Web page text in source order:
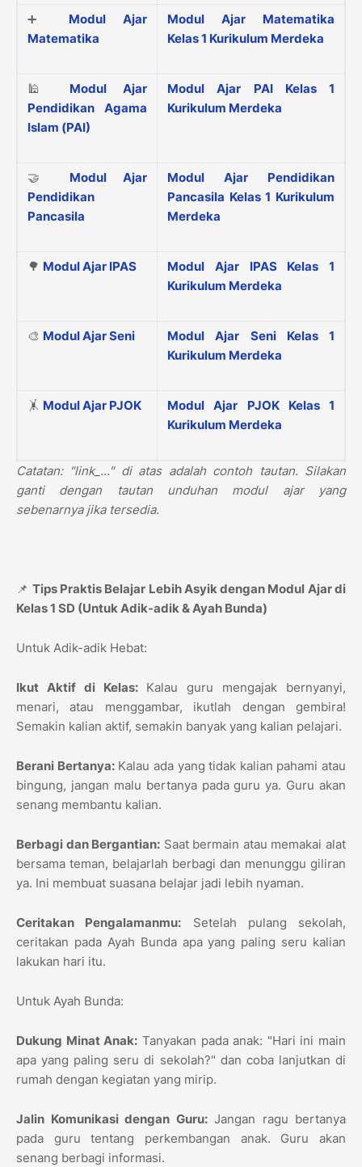
➕ Modul Ajar
Matematika
Modul Ajar Matematika
Kelas 1 Kurikulum Merdeka
🕌 Modul Ajar
Pendidikan Agama
Islam (PAI)
Modul Ajar PAI Kelas 1
Kurikulum Merdeka
🤝 Modul Ajar
Pendidikan
Pancasila
Modul Ajar Pendidikan
Pancasila Kelas 1 Kurikulum
Merdeka
🌳 Modul Ajar IPAS
Modul Ajar IPAS Kelas 1
Kurikulum Merdeka
🎨 Modul Ajar Seni
Modul Ajar Seni Kelas 1
Kurikulum Merdeka
🤸 Modul Ajar PJOK
Modul Ajar PJOK Kelas 1
Kurikulum Merdeka
Catatan: "link_..." di atas adalah contoh tautan. Silakan
ganti dengan tautan unduhan modul ajar yang
sebenarnya jika tersedia.
📌 Tips Praktis Belajar Lebih Asyik dengan Modul Ajar di
Kelas 1 SD (Untuk Adik-adik & Ayah Bunda)
Untuk Adik-adik Hebat:
Ikut Aktif di Kelas:Kalau guru mengajak bernyanyi,
menari, atau menggambar, ikutlah dengan gembira!
Semakin kalian aktif, semakin banyak yang kalian pelajari.
Berani Bertanya:Kalau ada yang tidak kalian pahami atau
bingung, jangan malu bertanya pada guru ya. Guru akan
senang membantu kalian.
Berbagi dan Bergantian: Saat bermain atau memakai alat
bersama teman, belajarlah berbagi dan menunggu giliran
ya. Ini membuat suasana belajar jadi lebih nyaman.
Ceritakan Pengalamanmu: Setelah pulang sekolah,
ceritakan pada Ayah Bunda apa yang paling seru kalian
lakukan hari itu.
Untuk Ayah Bunda:
Dukung Minat Anak: Tanyakan pada anak: "Hari ini main
apa yang paling seru di sekolah?" dan coba lanjutkan di
rumah dengan kegiatan yang mirip.
Jalin Komunikasi dengan Guru:Jangan ragu bertanya
pada guru tentang perkembangan anak. Guru akan
senang berbagi informasi.